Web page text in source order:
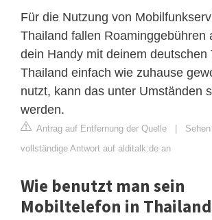
Für die Nutzung von
Thailand fallen Roaminggebühren
dein Handy mit deinem deutschen
Thailand einfach wie zuhause
nutzt, kann das unter Umständen
werden.
Antrag auf Entfernung der Quelle
vollständige Antwort auf alditalk.de an
Wie benutzt man sein
Mobiltelefon in